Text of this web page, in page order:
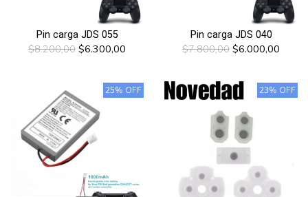
Pin carga JDS 055
$8.200,00 $6.300,00
Pin carga JDS 040
$7.800,00 $6.000,00
25% OFF 23% OFF